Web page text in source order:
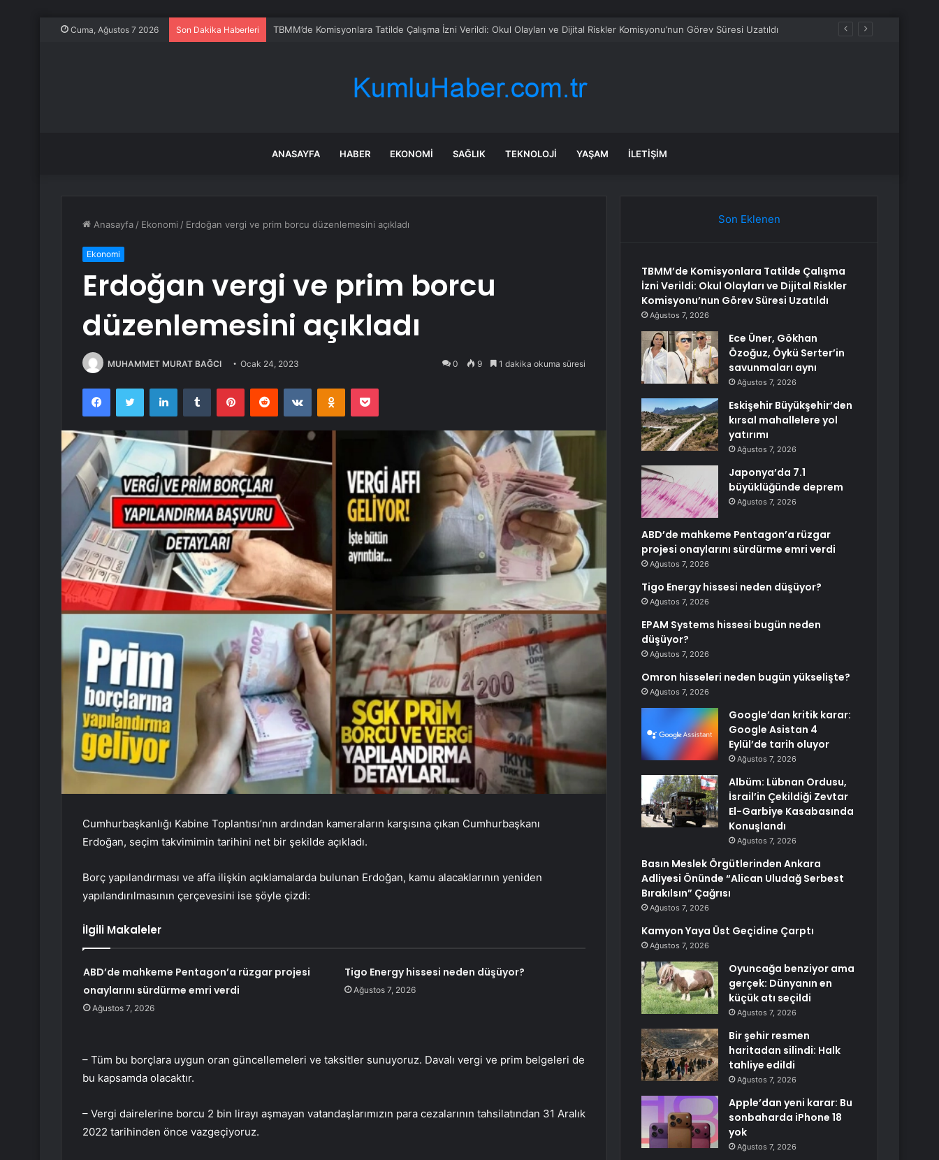
Cuma, Ağustos 7 2026 Son Dakika Haberleri TBMM’de Komisyonlara Tatilde Çalışma İzni Verildi: Okul Olayları ve Dijital Riskler Komisyonu’nun Görev Süresi Uzatıldı
ANASAYFA HABER EKONOMI SAĞLIK TEKNOLOJI YAŞAM İLETIŞIM
Anasayfa / Ekonomi / Erdoğan vergi ve prim borcu düzenlemesini açıkladı
Ekonomi
Erdoğan vergi ve prim borcu
düzenlemesini açıkladı
MUHAMMET MURAT BAĞCI Ocak 24, 2023 0 9 1 dakika okuma süresi
FacebookTwitter LinkedInTumblr PinterestReddit VKontakteOdnoklassniki
Pocket
Cumhurbaşkanlığı Kabine Toplantısı’nın ardından kameraların karşısına çıkan Cumhurbaşkanı
Erdoğan, seçim takvimimin tarihini net bir şekilde açıkladı.
Borç yapılandırması ve affa ilişkin açıklamalarda bulunan Erdoğan, kamu alacaklarının yeniden
yapılandırılmasının çerçevesini ise şöyle çizdi:
İlgili Makaleler
ABD’de mahkeme Pentagon’a rüzgar projesi
onaylarını sürdürme emri verdi
Ağustos 7, 2026
Tigo Energy hissesi neden düşüyor?
Ağustos 7, 2026
– Tüm bu borçlara uygun oran güncellemeleri ve taksitler sunuyoruz. Davalı vergi ve prim belgeleri de
bu kapsamda olacaktır.
– Vergi dairelerine borcu 2 bin lirayı aşmayan vatandaşlarımızın para cezalarının tahsilatından 31 Aralık
2022 tarihinden önce vazgeçiyoruz.
Son Eklenen
TBMM’de Komisyonlara Tatilde Çalışma
İzni Verildi: Okul Olayları ve Dijital Riskler
Komisyonu’nun Görev Süresi Uzatıldı
Ağustos 7, 2026
Ece Üner, Gökhan
Özoğuz, Öykü Serter’in
savunmaları aynı
Ağustos 7, 2026
Eskişehir Büyükşehir’den
kırsal mahallelere yol
yatırımı
Ağustos 7, 2026
Japonya’da 7.1
büyüklüğünde deprem
Ağustos 7, 2026
ABD’de mahkeme Pentagon’a rüzgar
projesi onaylarını sürdürme emri verdi
Ağustos 7, 2026
Tigo Energy hissesi neden düşüyor?
Ağustos 7, 2026
EPAM Systems hissesi bugün neden
düşüyor?
Ağustos 7, 2026
Omron hisseleri neden bugün yükselişte?
Ağustos 7, 2026
Google’dan kritik karar:
Google Asistan 4
Eylül’de tarih oluyor
Ağustos 7, 2026
Albüm: Lübnan Ordusu,
İsrail’in Çekildiği Zevtar
El-Garbiye Kasabasında
Konuşlandı
Ağustos 7, 2026
Basın Meslek Örgütlerinden Ankara
Adliyesi Önünde “Alican Uludağ Serbest
Bırakılsın” Çağrısı
Ağustos 7, 2026
Kamyon Yaya Üst Geçidine Çarptı
Ağustos 7, 2026
Oyuncağa benziyor ama
gerçek: Dünyanın en
küçük atı seçildi
Ağustos 7, 2026
Bir şehir resmen
haritadan silindi: Halk
tahliye edildi
Ağustos 7, 2026
Apple’dan yeni karar: Bu
sonbaharda iPhone 18
yok
Ağustos 7, 2026